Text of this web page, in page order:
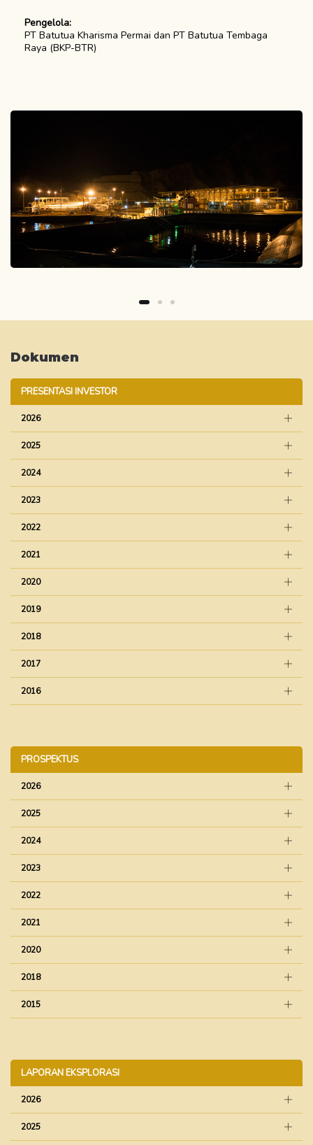
Pengelola:
PT Batutua Kharisma Permai dan PT Batutua Tembaga
Raya (BKP-BTR)
Dokumen
PRESENTASI INVESTOR
2026
2025
2024
2023
2022
2021
2020
2019
2018
2017
2016
PROSPEKTUS
2026
2025
2024
2023
2022
2021
2020
2018
2015
LAPORAN EKSPLORASI
2026
2025